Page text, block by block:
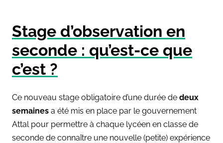
Stage d’observation en
seconde : qu’est-ce que
c’est ?
Ce nouveau stage obligatoire d’une durée de deux
semaines a été mis en place par le gouvernement
Attal pour permettre à chaque lycéen en classe de
seconde de connaître une nouvelle (petite) expérience